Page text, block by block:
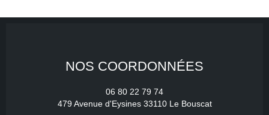
NOS COORDONNÉES
06 80 22 79 74
479 Avenue d'Eysines 33110 Le Bouscat